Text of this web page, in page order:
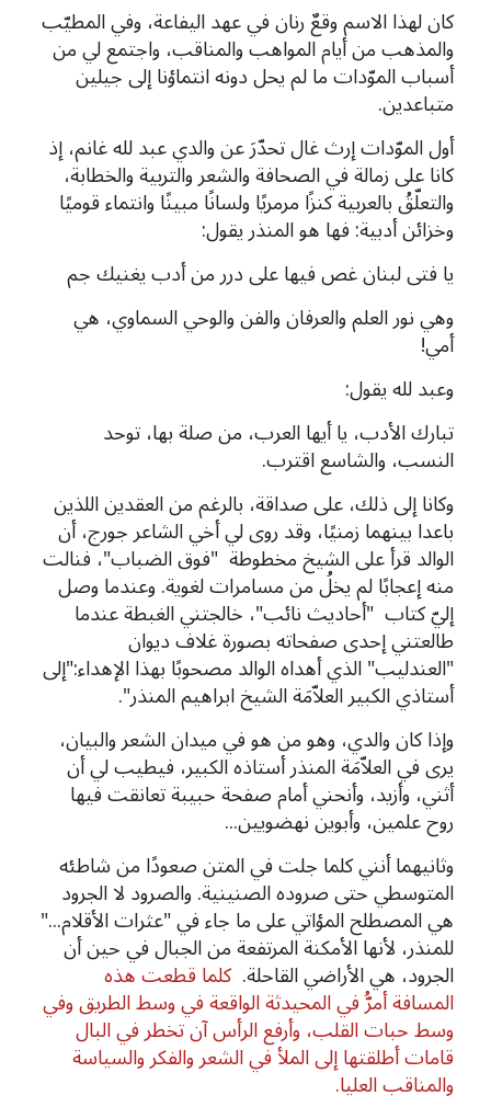
كان لهذا الاسم وقعٌ رنان في عهد اليفاعة، وفي المطيّب
والمذهب من أيام المواهب والمناقب، واجتمع لي من
أسباب الموّدات ما لم يحل دونه انتماؤنا إلى جيلين
متباعدين.
أول الموّدات إرث غال تحدّرَ عن والدي عبد لله غانم، إذ
كانا على زمالة في الصحافة والشعر والتربية والخطابة،
والتعلّقُ بالعربية كنزًا مرمريًا ولسانًا مبينًا وانتماء قوميًا
وخزائن أدبية: فها هو المنذر يقول:
يا فتى لبنان غص فيها على درر من أدب يغنيك جم
وهي نور العلم والعرفان والفن والوحي السماوي، هي
أمي!
وعبد لله يقول:
تبارك الأدب، يا أيها العرب، من صلة بها، توحد
النسب، والشاسع اقترب.
وكانا إلى ذلك، على صداقة، بالرغم من العقدين اللذين
باعدا بينهما زمنيًا، وقد روى لي أخي الشاعر جورج، أن
الوالد قرأ على الشيخ مخطوطة "فوق الضباب"، فنالت
منه إعجابًا لم يخلُ من مسامرات لغوية. وعندماوصل
إليّ كتاب "أحاديث نائب"، خالجتني الغبطة عندما
طالعتني إحدى صفحاته بصورة غلاف ديوان
"العندليب" الذي أهداه الوالد مصحوبًا بهذا الإهداء:"إلى
أستاذي الكبير العلاّمَة الشيخ ابراهيم المنذر".
وإذا كان والدي، وهو من هو في ميدان الشعر والبيان،
يرى في العلاّمَة المنذر أستاذه الكبير، فيطيب لي أن
أثني، وأزيد، وأنحني أمام صفحة حبيبة تعانقت فيها
روح علمين، وأبوين نهضويين...
وثانيهما أنني كلما جلت في المتن صعودًا من شاطئه
المتوسطي حتى صروده الصنينية. والصرود لا الجرود
هي المصطلح المؤاتي على ما جاء في "عثرات الأقلام..."
للمنذر، لأنها الأمكنة المرتفعة من الجبال في حين أن
الجرود، هي الأراضي القاحلة.كلما قطعت هذه
المسافة أمرُّ في المحيدثة الواقعة في وسط الطريق وفي
وسط حبات القلب، وأرفع الرأس آن تخطر في البال
قامات أطلقتها إلى الملأ في الشعر والفكر والسياسة
والمناقب العليا.